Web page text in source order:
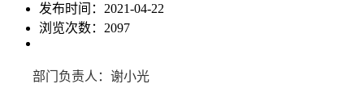
发布时间：2021-04-22
浏览次数： 2097
部门负责人：谢小光